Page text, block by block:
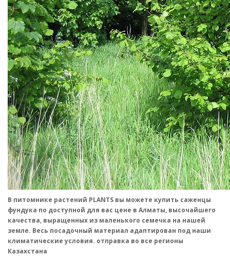
В питомнике растений PLANTS вы можете купить саженцы
фундука по доступной для вас цене в Алматы, высочайшего
качества, выращенных из маленького семечка на нашей
земле. Весь посадочный материал адаптирован под наши
климатические условия. отправка во все регионы
Казахстана